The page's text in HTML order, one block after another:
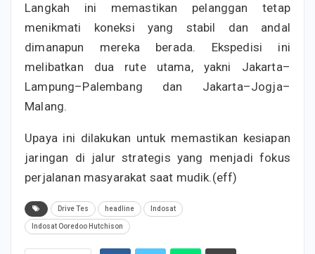
Langkah ini memastikan pelanggan tetap
menikmati koneksi yang stabil dan andal
dimanapun mereka berada. Ekspedisi ini
melibatkan dua rute utama, yakni Jakarta–
Lampung–Palembang dan Jakarta–Jogja–
Malang.
Upaya ini dilakukan untuk memastikan kesiapan
jaringan di jalur strategis yang menjadi fokus
perjalanan masyarakat saat mudik.(eff)
Drive Tes headline Indosat
Indosat Ooredoo Hutchison